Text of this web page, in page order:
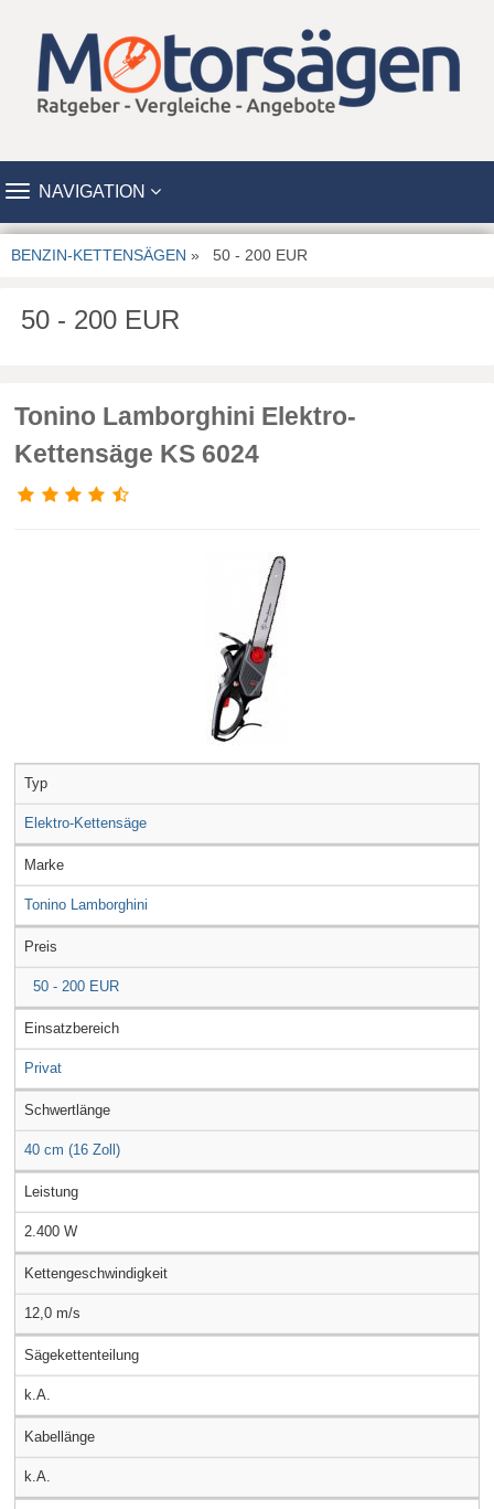
TOGGLE
NAVIGATION
BENZIN-KETTENSÄGEN » 50 - 200 EUR
50 - 200 EUR
Tonino Lamborghini Elektro-
Kettensäge KS 6024
Typ
Elektro-Kettensäge
Marke
Tonino Lamborghini
Preis
50 - 200 EUR
Einsatzbereich
Privat
Schwertlänge
40 cm (16 Zoll)
Leistung
2.400 W
Kettengeschwindigkeit
12,0 m/s
Sägekettenteilung
k.A.
Kabellänge
k.A.